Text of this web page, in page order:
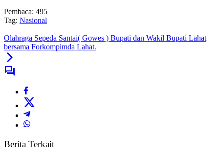
Pembaca: 495
Tag: Nasional
Olahraga Sepeda Santai( Gowes ) Bupati dan Wakil Bupati Lahat
bersama Forkompimda Lahat.
Berita Terkait